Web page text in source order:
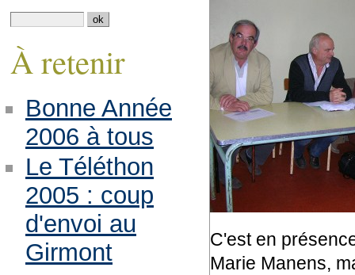
C'est en
Marie Manens,
À retenir
Bonne Année
2006 à tous
Le Téléthon
2005 : coup
d'envoi au
Girmont